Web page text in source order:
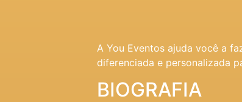
A You Eventos ajuda você a
diferenciada e personalizada
BIOGRAFIA